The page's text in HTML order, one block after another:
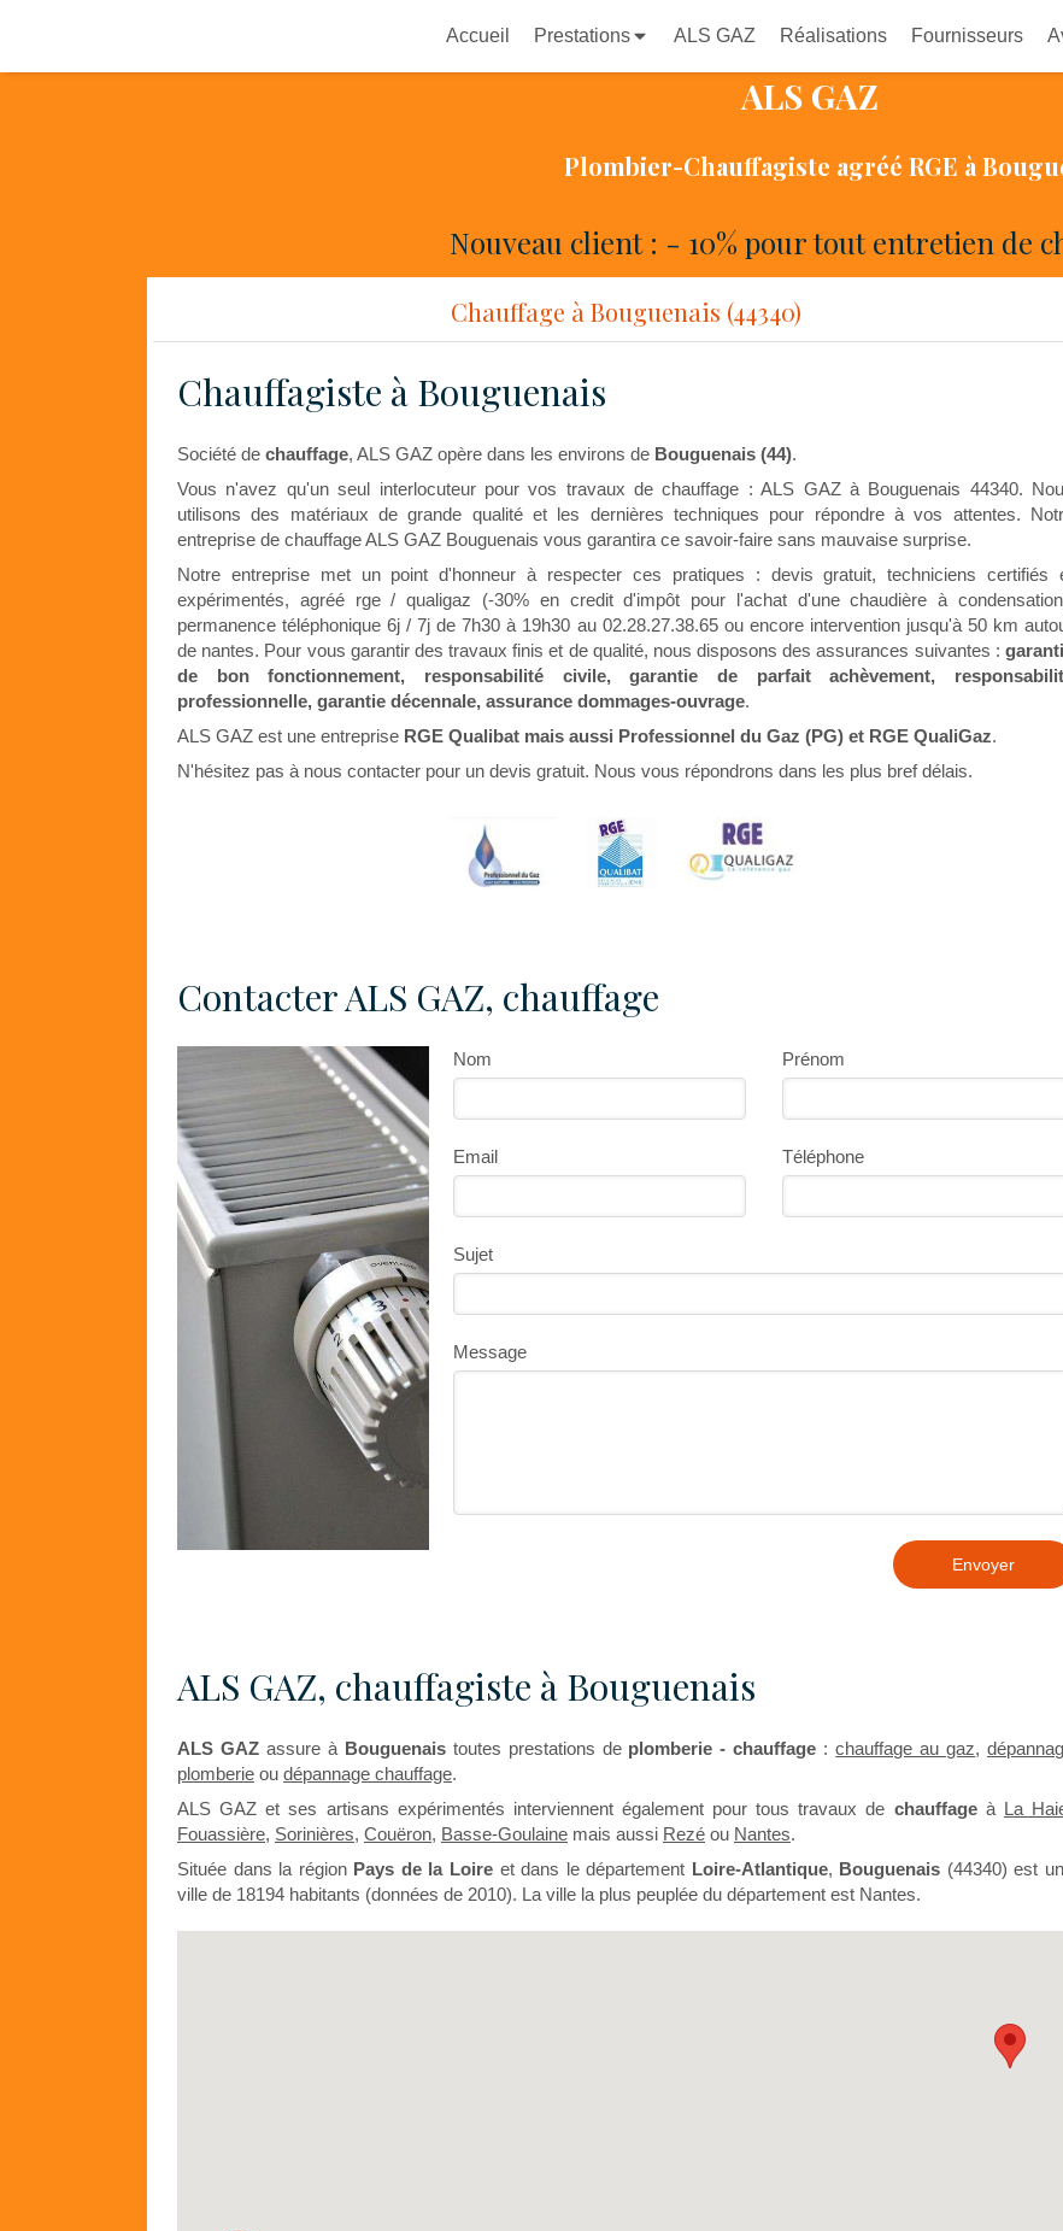
Accueil Prestations ALS GAZ Réalisations Fournisseurs
Nouveau client : - 10% pour tout entretien de
ALS GAZ
Plombier-Chauffagiste agréé RGE à
Chauffage à Bouguenais (44340)
Chauffagiste à Bouguenais
Société de chauffage, ALS GAZ opère dans les environs de Bouguenais (44).
Vous n'avez qu'un seul interlocuteur pour vos travaux de chauffage : ALS GAZ à Bouguenais 44340.
utilisons des matériaux de grande qualité et les dernières techniques pour répondre à vos attentes.
entreprise de chauffage ALS GAZ Bouguenais vous garantira ce savoir-faire sans mauvaise surprise.
Notre entreprise met un point d'honneur à respecter ces pratiques : devis gratuit, techniciens certifiés
expérimentés, agréé rge / qualigaz (-30% en credit d'impôt pour l'achat d'une chaudière à
permanence téléphonique 6j / 7j de 7h30 à 19h30 au 02.28.27.38.65 ou encore intervention jusqu'à 50 km
de nantes. Pour vous garantir des travaux finis et de qualité, nous disposons des assurances suivantes :
de bon fonctionnement, responsabilité civile, garantie de parfait achèvement,
professionnelle, garantie décennale, assurance dommages-ouvrage.
ALS GAZ est une entreprise RGE Qualibat mais aussi Professionnel du Gaz (PG) et RGE QualiGaz.
N'hésitez pas à nous contacter pour un devis gratuit. Nous vous répondrons dans les plus bref délais.
Contacter ALS GAZ, chauffage
Nom Prénom
Email Téléphone
Sujet
Message
Envoyer
ALS GAZ, chauffagiste à Bouguenais
ALS GAZassure à Bouguenaistoutes prestations de plomberie - chauffage :chauffage au gaz,
plomberie ou dépannage chauffage.
ALS GAZ et ses artisans expérimentés interviennent également pour tous travaux de chauffageà La
Fouassière, Sorinières, Couëron, Basse-Goulaine mais aussi Rezé ou Nantes.
Située dans la région Pays de la Loireet dans le département Loire-Atlantique, Bouguenais (44340) est
ville de 18194 habitants (données de 2010). La ville la plus peuplée du département est Nantes.